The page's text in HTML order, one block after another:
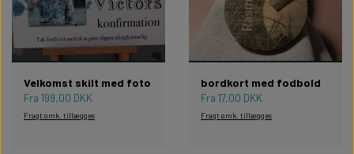
Velkomst skilt med foto
Fra 199,00 DKK
Fragt omk. tillægges
bordkort med fodbold
Fra 17,00 DKK
Fragt omk. tillægges